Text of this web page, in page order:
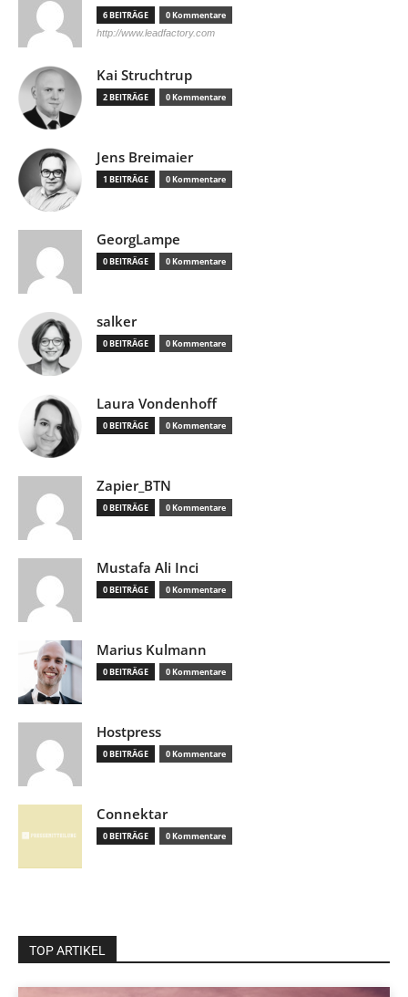
6 BEITRÄGE 0 Kommentare
http://www.leadfactory.com
Kai Struchtrup
2 BEITRÄGE 0 Kommentare
Jens Breimaier
1 BEITRÄGE 0 Kommentare
GeorgLampe
0 BEITRÄGE 0 Kommentare
salker
0 BEITRÄGE 0 Kommentare
Laura Vondenhoff
0 BEITRÄGE 0 Kommentare
Zapier_BTN
0 BEITRÄGE 0 Kommentare
Mustafa Ali Inci
0 BEITRÄGE 0 Kommentare
Marius Kulmann
0 BEITRÄGE 0 Kommentare
Hostpress
0 BEITRÄGE 0 Kommentare
Connektar
0 BEITRÄGE 0 Kommentare
TOP ARTIKEL